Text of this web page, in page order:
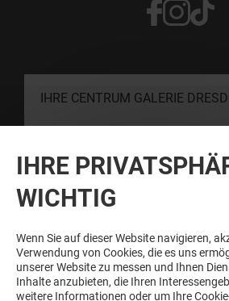
IHRE CENTRUM GALERIE
SCHNELLER SEIN ALS
Siehe unsere Bestimmungen zum Schutz
persönlicher Daten.
IHRE
WICHTIG
Wenn Sie auf dieser Website navigieren,
Verwendung von Cookies, die es uns
unserer Website zu messen und Ihnen
Inhalte anzubieten, die Ihren
weitere Informationen oder um Ihre